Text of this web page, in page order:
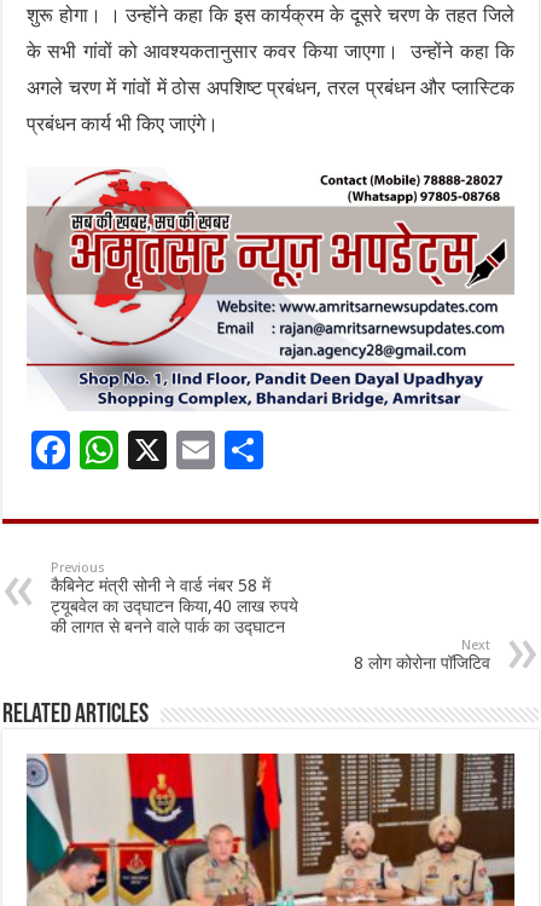
शुरू होगा। । उन्होंने कहा कि इस कार्यक्रम के दूसरे चरण के तहत जिले
के सभी गांवों को आवश्यकतानुसार कवर किया जाएगा। उन्होंने कहा कि
अगले चरण में गांवों में ठोस अपशिष्ट प्रबंधन, तरल प्रबंधन और प्लास्टिक
प्रबंधन कार्य भी किए जाएंगे।
F
e
b
o
o
W
at
sA
p
p
X
E
ai
l
ar
e
Previous
कैबिनेट मंत्री सोनी ने वार्ड नंबर 58 में
ट्यूबवेल का उद्घाटन किया,40 लाख रुपये
की लागत से बनने वाले पार्क का उद्घाटन
Next
8 लोग कोरोना पॉजिटिव
Related Articles